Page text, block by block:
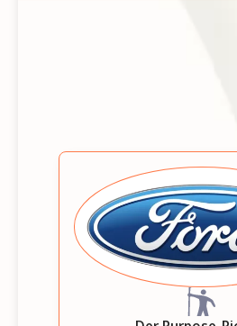
Die
Kraftpaket
(<20.000